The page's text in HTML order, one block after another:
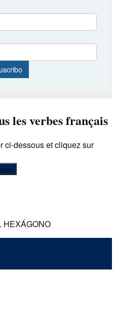
les verbes français
ci-dessous et cliquez sur
HEXÁGONO